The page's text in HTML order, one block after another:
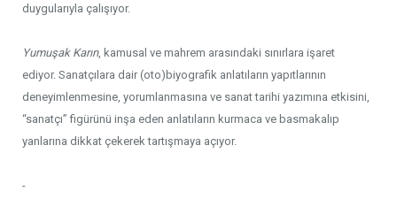
duygularıyla çalışıyor.
Yumuşak Karın, kamusal ve mahrem arasındaki sınırlara işaret
ediyor. Sanatçılara dair (oto)biyografik anlatıların yapıtlarının
deneyimlenmesine, yorumlanmasına ve sanat tarihi yazımına etkisini,
“sanatçı” figürünü inşa eden anlatıların kurmaca ve basmakalıp
yanlarına dikkat çekerek tartışmaya açıyor.
-